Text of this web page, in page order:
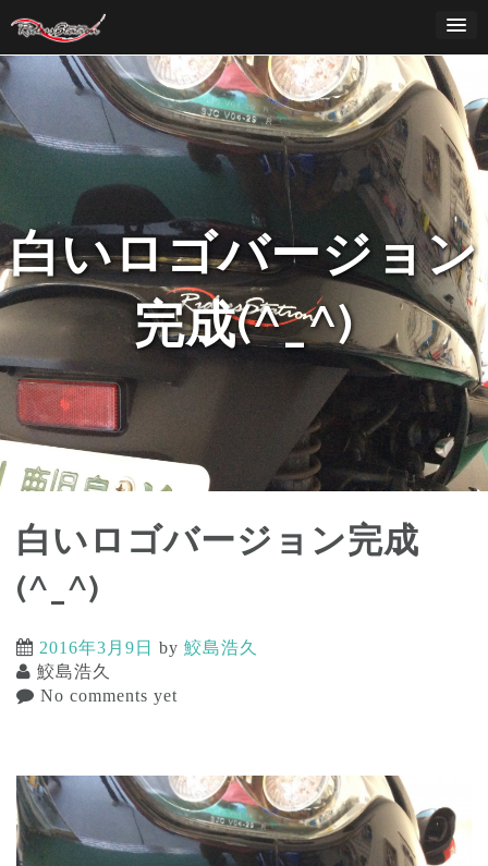
content
白いロゴバージョン
完成(^_^)
白いロゴバージョン完成
(^_^)
2016年3月9日 by 鮫島浩久
鮫島浩久
No comments yet